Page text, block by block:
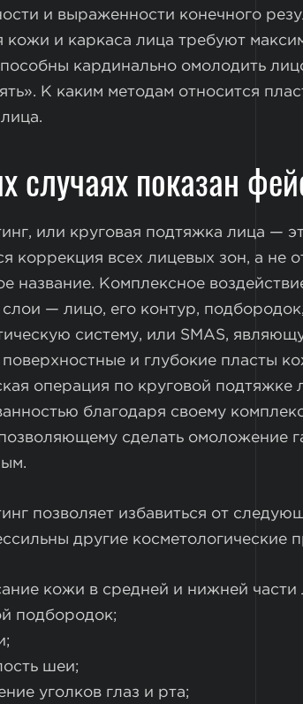
и выраженности конечного
кожи и каркаса лица требуют
кардинально омолодить
К каким методам относится
случаях показан
или круговая подтяжка лица —
коррекция всех лицевых зон, а не
название. Комплексное
слои — лицо, его контур,
систему, или SMAS,
поверхностные и глубокие пласты
операция по круговой подтяжке
благодаря своему
сделать омоложение
позволяет избавиться от
другие косметологические
кожи в средней и нижней части
подбородок;
шеи;
уголков глаз и рта;